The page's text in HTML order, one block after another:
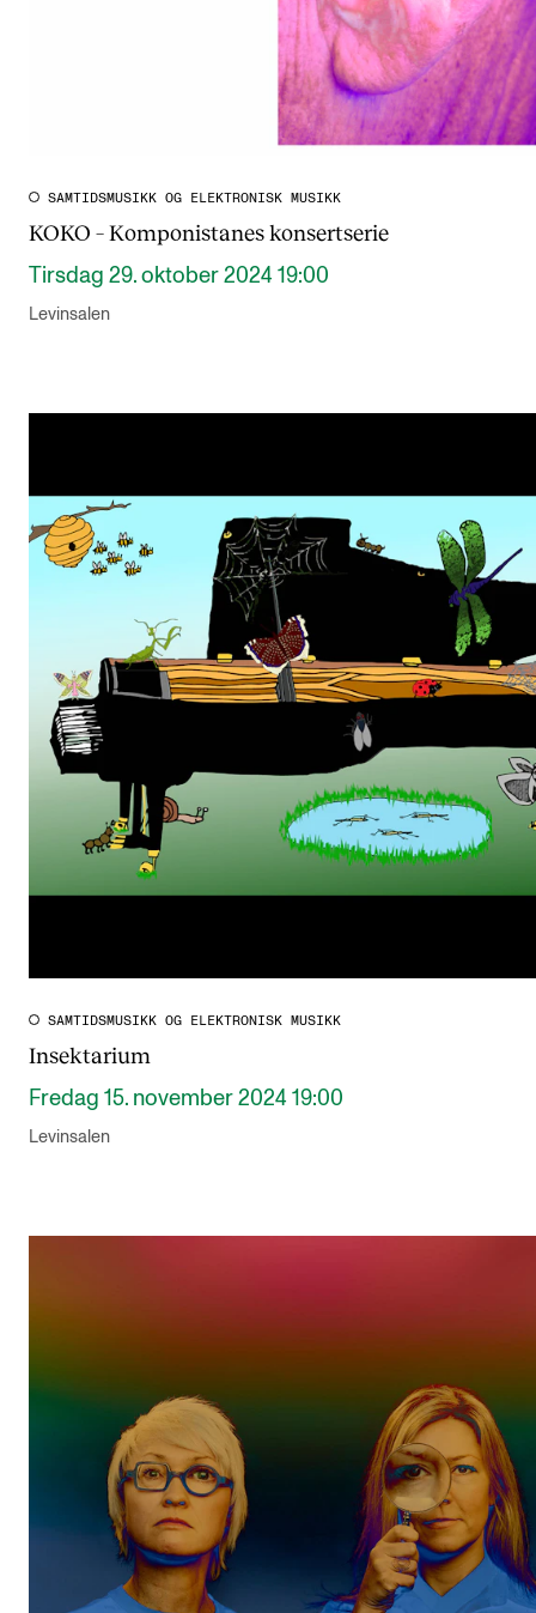
SAMTIDSMUSIKK OG ELEKTRONISK MUSIKK
KOKO – Komponistanes konsertserie
Tirsdag 29. oktober 2024 19:00
Levinsalen
SAMTIDSMUSIKK OG ELEKTRONISK MUSIKK
Insektarium
Fredag 15. november 2024 19:00
Levinsalen